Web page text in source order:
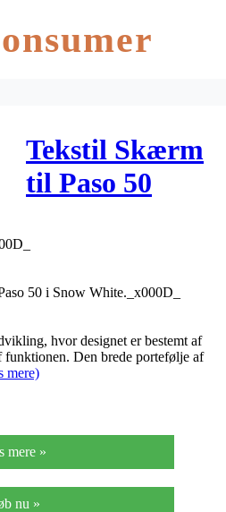
Tekstil Skærm
til Paso 50
Darø
50 i Snow White._x000D_
hvor designet er bestemt af
funktionen. Den brede portefølje af
mere)
mere »
nu »